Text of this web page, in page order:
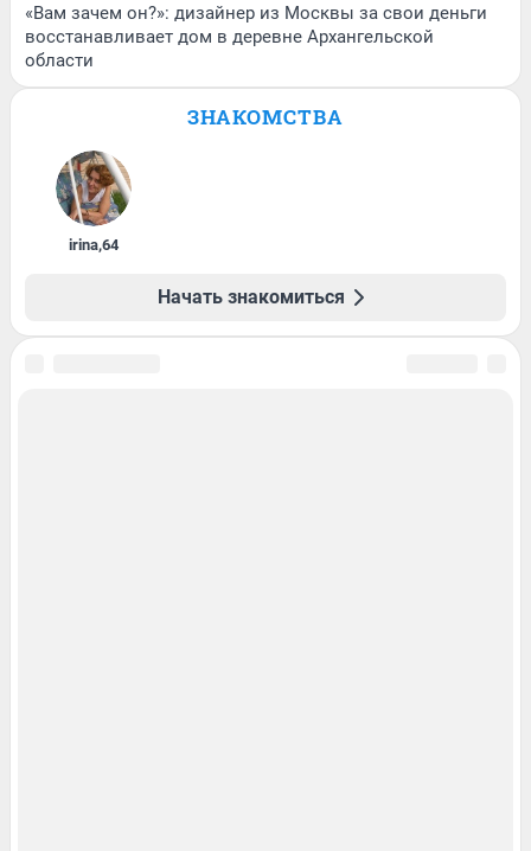
«Вам зачем он?»: дизайнер из Москвы за свои деньги
восстанавливает дом в деревне Архангельской
области
ЗНАКОМСТВА
irina,64
Начать знакомиться